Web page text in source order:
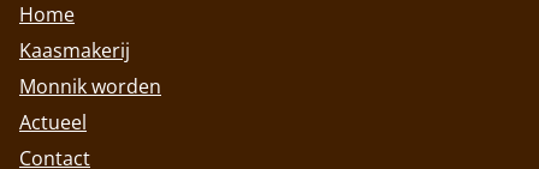
Home
Kaasmakerij
Monnik worden
Actueel
Contact